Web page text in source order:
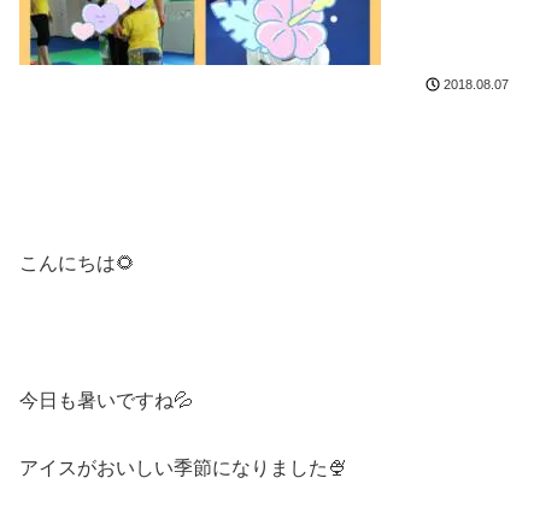
2018.08.07
こんにちは🌻
今日も暑いですね💦
アイスがおいしい季節になりました🍨